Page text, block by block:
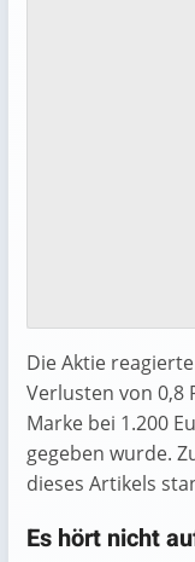
Die Aktie
Verlusten von 0,8
Marke bei 1.200
gegeben wurde.
dieses Artikels
Es hört nicht